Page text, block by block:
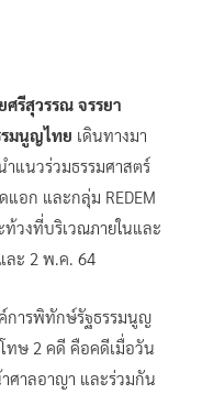
ศรีสุวรรณ จรรยา
รมนูญไทย เดินทางมา
แนวร่วมธรรมศาสตร์
อก และกลุ่ม REDEM
วงที่บริเวณภายในและ
ละ 2 พ.ค. 64
การพิทักษ์รัฐธรรมนูญ
ทษ 2 คดี คือคดีเมื่อวัน
ศาลอาญา และร่วมกัน